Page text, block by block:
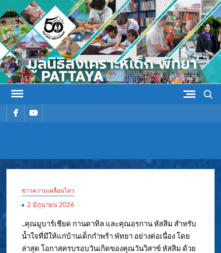
Skip
to
content
รายการรายการ
สงเคราะห์
ข่าวความเคลื่อนไหว
2 มิถุนายน 2026
..คุณมูบาร์เชียด กานดาทิล และคุณอรกาน หัสสิม สำหรับ
น้ำใจที่มีให้แก่บ้านเด็กกำพร้า พัทยา อย่างต่อเนื่อง โดย
ล่าสุด โอกาสครบรอบวันเกิดของคุณวันวิสาข์ หัสสิม ด้วย